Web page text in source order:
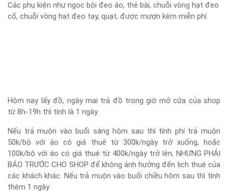
Các phụ kiện như ngọc bội đeo áo, thẻ bài, chuỗi vòng hạt đeo
cổ, chuỗi vòng hạt đeo tay, quạt, được mượn kèm miễn phí
Hôm nay lấy đồ, ngày mai trả đồ trong giờ mở cửa của shop
từ 8h-19h thì tính là 1 ngày.
Nếu trả muộn vào buổi sáng hôm sau thì tính phí trả muộn
50k/bộ với áo có giá thuê từ 300k/ngày trở xuống, hoặc
100k/bộ với áo có giá thuê từ 400k/ngày trở lên, NHƯNG PHẢI
BÁO TRƯỚC CHO SHOP để không ảnh hưởng đến lịch thuê của
các khách khác. Nếu trả muộn vào buổi chiều hôm sau thì tính
thêm 1 ngày